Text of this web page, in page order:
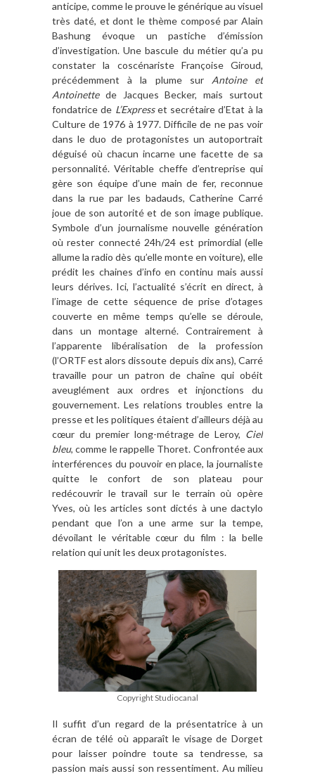
anticipe, comme le prouve le générique au visuel
très daté, et dont le thème composépar Alain
Bashung évoque un pastiche d’émission
d’investigation. Une bascule du métier qu’a pu
constater la coscénariste Françoise Giroud,
précédemmentàla plume sur Antoine et
Antoinettede Jacques Becker, mais surtout
fondatrice de L’Expresset secrétaire d’Etat àla
Culture de 1976 à 1977. Difficile de ne pas voir
dans le duo de protagonistes un autoportrait
déguisé où chacun incarne une facette de sa
personnalité. Véritable cheffe d’entreprisequi
gère son équiped’une main de fer, reconnue
dans la rue par les badauds, Catherine Carré
joue de son autorité et de son image publique.
Symbole d’un journalisme nouvelle génération
oùrester connecté 24h/24 est primordial (elle
allume la radio dès qu’elle monte en voiture), elle
prédit les chaines d’info en continu mais aussi
leurs dérives. Ici, l’actualité s’écrit en direct,à
l’image de cette séquence de prise d’otages
couverte en même temps qu’elle se déroule,
dans un montage alterné. Contrairement à
l’apparente libéralisation de la profession
(l’ORTF est alors dissoute depuis dix ans), Carré
travaille pour un patron de chaîne qui obéit
aveuglément aux ordres et injonctions du
gouvernement. Les relations troublesentre la
presse et les politiques étaient d’ailleurs déjà au
cœur du premier long-métrage de Leroy, Ciel
bleu, comme le rappelle Thoret. Confrontée aux
interférences du pouvoir en place, la journaliste
quitte le confort de son plateau pour
redécouvrir le travail sur le terrain oùopère
Yves, où les articles sont dictés à une dactylo
pendant que l’on a une arme sur la tempe,
dévoilant le véritable cœur du film : la belle
relation qui unit les deux protagonistes.
Copyright Studiocanal
Il suffit d’un regard de la présentatriceà un
écran de télé où apparaît le visage de Dorget
pour laisser poindre toute sa tendresse, sa
passion mais aussi son ressentiment. Au milieu